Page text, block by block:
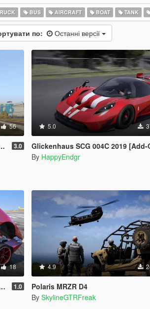
BUS AIRCRAFT BOAT TANK
по: Останні версії
56
3.0
5.0
Glickenhaus SCG 004C 2019 [Add-
By HappyEndgr
18
1.0
4.9
Polaris MRZR D4
By SkylineGTRFreak